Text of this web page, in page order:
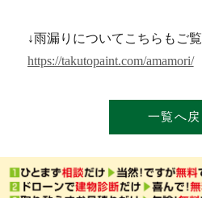
↓雨漏りについてこちらもご
https://takutopaint.com/amamori/
一覧へ戻